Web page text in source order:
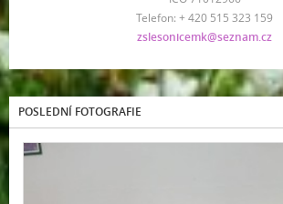
Telefon: + 420 515 323 159
zslesonicemk@seznam.cz
POSLEDNÍ FOTOGRAFIE